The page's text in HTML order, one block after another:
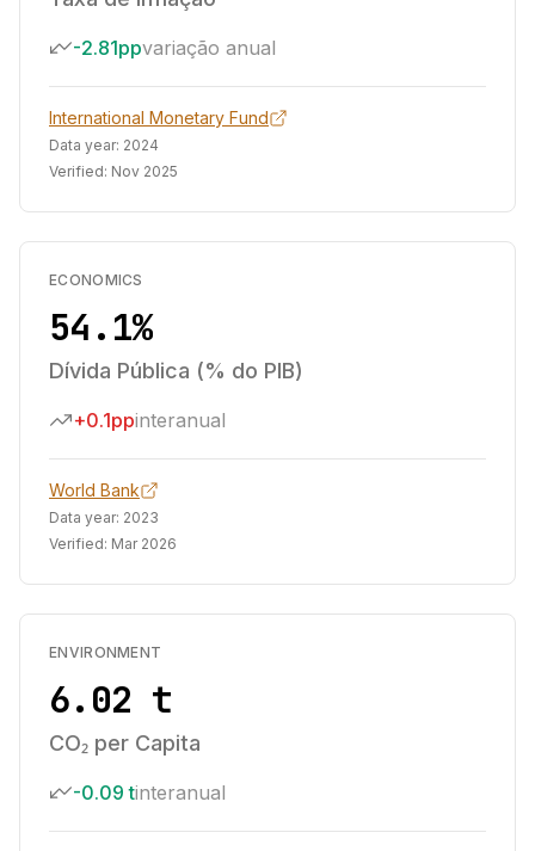
-2.81ppvariação anual
International Monetary Fund
Data year: 2024
Verified: Nov 2025
ECONOMICS
54.1%
Dívida Pública (% do PIB)
+0.1ppinteranual
World Bank
Data year: 2023
Verified: Mar 2026
ENVIRONMENT
6.02 t
CO₂ per Capita
-0.09 tinteranual